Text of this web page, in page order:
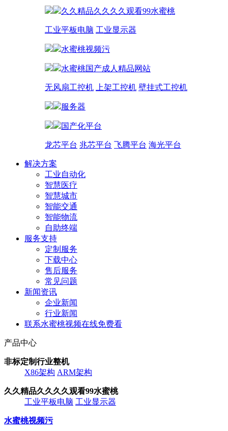
久久精品久久久久观看99水蜜桃
工业平板电脑 工业显示器
水蜜桃视频污
水蜜桃国产成人精品网站
无风扇工控机 上架工控机 壁挂式工控机
服务器
国产化平台
龙芯平台 兆芯平台 飞腾平台 海光平台
解决方案
工业自动化
智慧医疗
智慧城市
智能交通
智能物流
自助终端
服务支持
定制服务
下载中心
售后服务
常见问题
新闻资讯
企业新闻
行业新闻
联系水蜜桃视频在线免费看
产品中心
非标定制行业整机
X86架构 ARM架构
久久精品久久久久观看99水蜜桃
工业平板电脑 工业显示器
水蜜桃视频污